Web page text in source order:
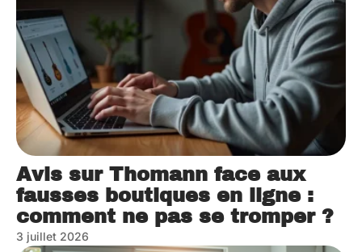
Avis sur Thomann face aux
fausses boutiques en ligne :
comment ne pas se tromper ?
3 juillet 2026